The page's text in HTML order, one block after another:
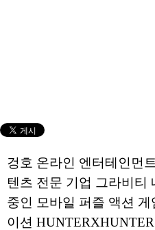
겅호 온라인 엔터테인먼
텐츠 전문 기업 그라비티
중인 모바일 퍼즐 액션
이션